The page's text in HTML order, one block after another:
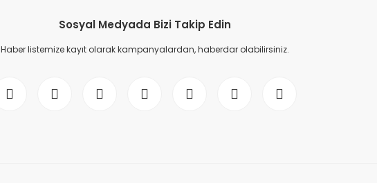
Sosyal Medyada Bizi Takip Edin
Haber listemize kayıt olarak kampanyalardan, haberdar olabilirsiniz.